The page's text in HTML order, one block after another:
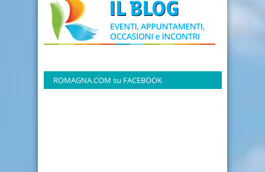
ROMAGNA.COM su FACEBOOK